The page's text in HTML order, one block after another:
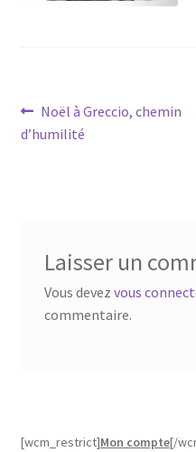
Navigation
de
Article
précédent :
Noël à Greccio, chemin
d’humilité
Laisser un
Vous devez vous
commentaire.
[wcm_restrict]Mon compte[/